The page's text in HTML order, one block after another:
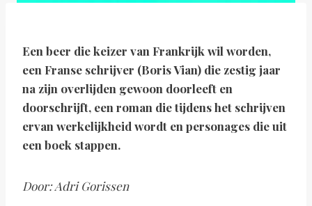
Een beer die keizer van Frankrijk wil worden,
een Franse schrijver (Boris Vian) die zestig jaar
na zijn overlijden gewoon doorleeft en
doorschrijft, een roman die tijdens het schrijven
ervan werkelijkheid wordt en personages die uit
een boek stappen.
Door: Adri Gorissen